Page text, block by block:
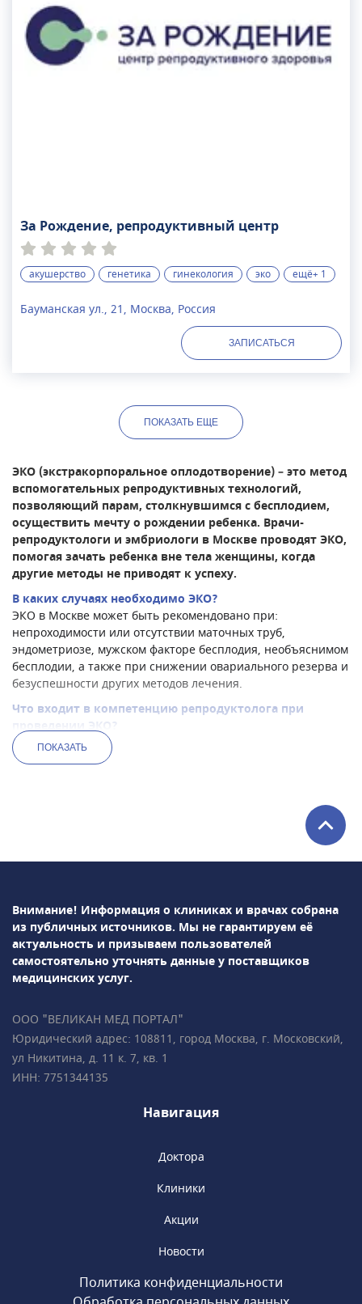
другие страны. Мы гарантируем доставку к строго
определенному времени и передаем напрямую в
выбранную вами клинику вашему
врачу.Репробанк – банк репродуктивных тканей и
ул. Ивана Бабушкина, дом 9 (м.
Академическая)тел: +7 (499) 653 66 09сайт:
reprobank.ru
За Рождение, репродуктивный центр
акушерство генетика гинекология эко ещё+ 1
Бауманская ул., 21, Москва, Россия
ЗАПИСАТЬСЯ
ПОКАЗАТЬ ЕЩЕ
ЭКО (экстракорпоральное оплодотворение) – это метод
вспомогательных репродуктивных технологий,
позволяющий парам, столкнувшимся с бесплодием,
осуществить мечту о рождении ребенка. Врачи-
репродуктологи и эмбриологи в Москве проводят ЭКО,
помогая зачать ребенка вне тела женщины, когда
другие методы не приводят к успеху.
В каких случаях необходимо ЭКО?
ЭКО в Москве может быть рекомендовано при:
непроходимости или отсутствии маточных труб,
эндометриозе, мужском факторе бесплодия, необъяснимом
бесплодии, а также при снижении овариального резерва и
безуспешности других методов лечения.
Что входит в компетенцию репродуктолога при
проведении ЭКО?
В компетенцию врача-репродуктолога в Москве входит:
стимуляция яичников для получения нескольких
контроль гормональной поддержки после переноса.
сперматозоида), ПГД (преимплантационная генетическая
диагностика), криоконсервацию эмбрионов и
вспомогательный хетчинг, что повышает эффективность
процедуры.
Медицинский агрегатор Wellikan: поиск клиники ЭКО в
Медицинский агрегатор Wellikan поможет вам найти
лучшую клинику ЭКО в Москве, основываясь на отзывах,
рейтингах и представленной информации о врачах и
используемых технологиях. Wellikan предоставляет вам
возможность сравнить различные клиники и выбрать ту,
потребностям и поможет осуществить мечту о рождении
ПОКАЗАТЬ
Внимание! Информация о клиниках и врачах собрана
из публичных источников. Мы не гарантируем её
актуальность и призываем пользователей
самостоятельно уточнять данные у поставщиков
медицинских услуг.
ООО "ВЕЛИКАН МЕД ПОРТАЛ"
Юридический адрес: 108811, город Москва, г. Московский,
ул Никитина, д. 11 к. 7, кв. 1
ИНН: 7751344135
Навигация
Доктора
Клиники
Акции
Новости
Политика конфиденциальности